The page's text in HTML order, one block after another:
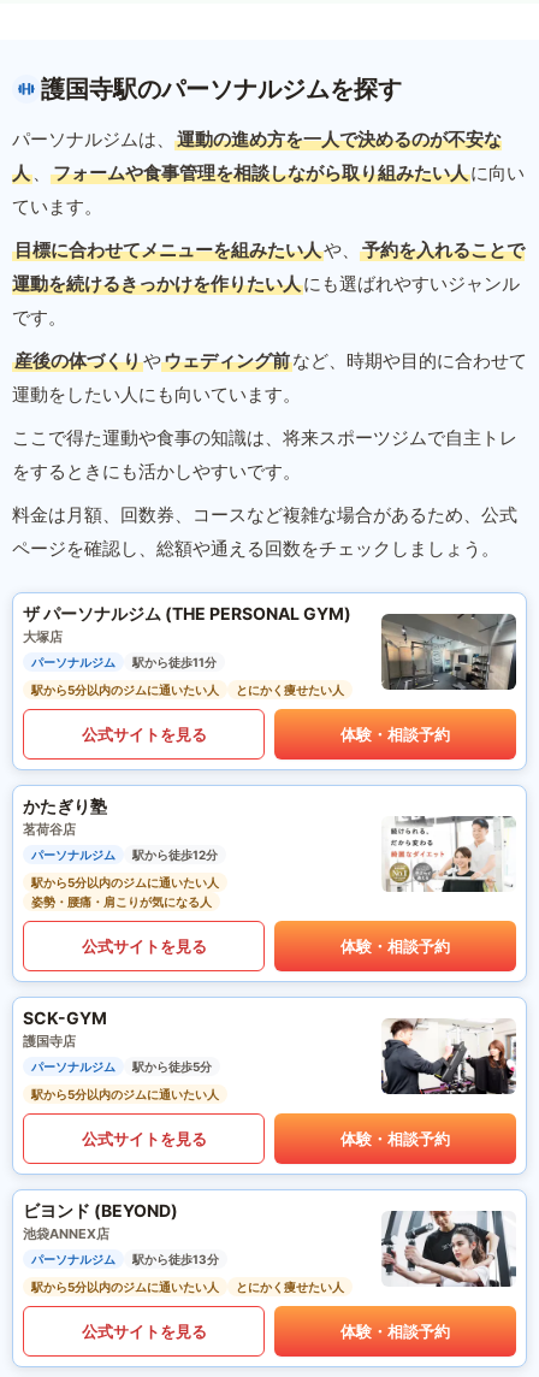
護国寺駅のパーソナルジムを探す
パーソナルジムは、
運動の進め方を一人で決めるのが不安な
人 、 フォームや食事管理を相談しながら取り組みたい人に向い
ています。
目標に合わせてメニューを組みたい人や、
予約を入れることで
運動を続けるきっかけを作りたい人にも選ばれやすいジャンル
です。
産後の体づくりやウェディング前など、時期や目的に合わせて
運動をしたい人にも向いています。
ここで得た運動や食事の知識は、将来スポーツジムで自主トレ
をするときにも活かしやすいです。
料金は月額、回数券、コースなど複雑な場合があるため、公式
ページを確認し、総額や通える回数をチェックしましょう。
ザ パーソナルジム (THE PERSONAL GYM)
大塚店
パーソナルジム
駅から徒歩11分
駅から5分以内のジムに通いたい人
とにかく痩せたい人
公式サイトを見る 体験・相談予約
かたぎり塾
茗荷谷店
パーソナルジム
駅から徒歩12分
駅から5分以内のジムに通いたい人
姿勢・腰痛・肩こりが気になる人
公式サイトを見る 体験・相談予約
SCK-GYM
護国寺店
パーソナルジム
駅から徒歩5分
駅から5分以内のジムに通いたい人
公式サイトを見る 体験・相談予約
ビヨンド (BEYOND)
池袋ANNEX店
パーソナルジム
駅から徒歩13分
駅から5分以内のジムに通いたい人
とにかく痩せたい人
公式サイトを見る 体験・相談予約